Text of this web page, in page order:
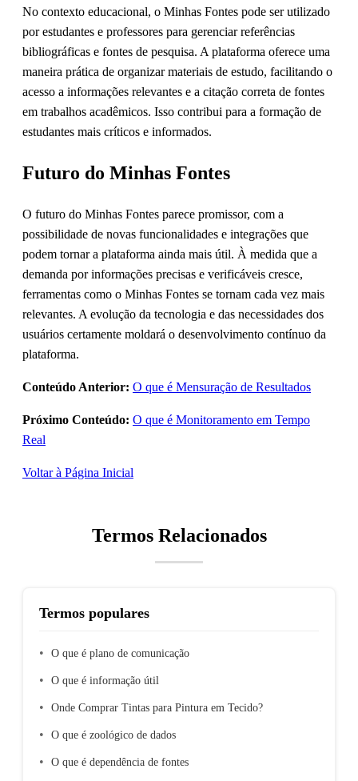
No contexto educacional, o Minhas Fontes pode ser utilizado
por estudantes e professores para gerenciar referências
bibliográficas e fontes de pesquisa. A plataforma oferece uma
maneira prática de organizar materiais de estudo, facilitando o
acesso a informações relevantes e a citação correta de fontes
em trabalhos acadêmicos. Isso contribui para a formação de
estudantes mais críticos e informados.
Futuro do Minhas Fontes
O futuro do Minhas Fontes parece promissor, com a
possibilidade de novas funcionalidades e integrações que
podem tornar a plataforma ainda mais útil. À medida que a
demanda por informações precisas e verificáveis cresce,
ferramentas como o Minhas Fontes se tornam cada vez mais
relevantes. A evolução da tecnologia e das necessidades dos
usuários certamente moldará o desenvolvimento contínuo da
plataforma.
Conteúdo Anterior: O que é Mensuração de Resultados
Próximo Conteúdo: O que é Monitoramento em Tempo
Real
Voltar à Página Inicial
Termos Relacionados
Termos populares
O que é plano de comunicação
O que é informação útil
Onde Comprar Tintas para Pintura em Tecido?
O que é zoológico de dados
O que é dependência de fontes